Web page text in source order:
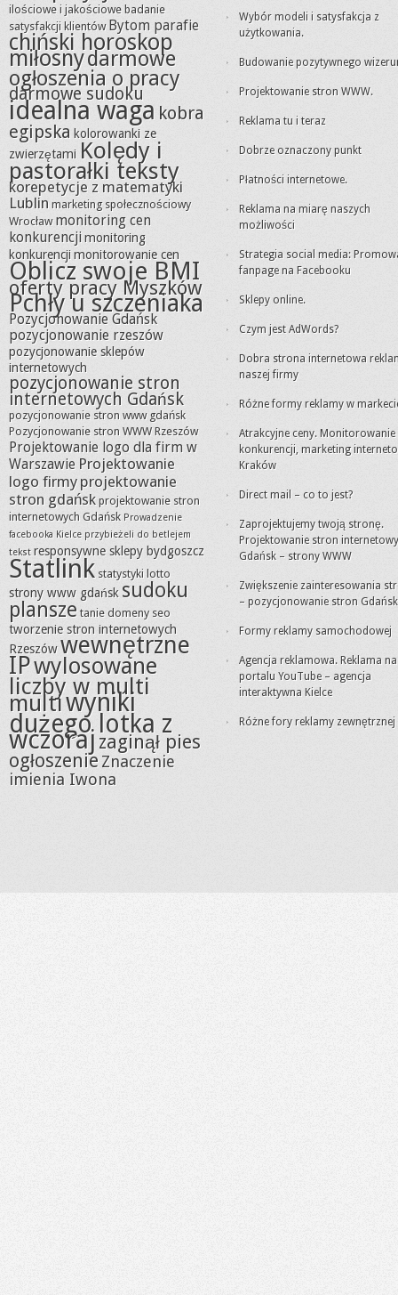
ilościowe i jakościowe badanie
satysfakcji klientów Bytom parafie
chiński horoskop
miłosnydarmowe
ogłoszenia o pracy
darmowe sudoku
idealna waga kobra
egipska kolorowanki ze
zwierzętami Kolędy i
pastorałki teksty
korepetycje z matematyki
Lublin marketing społecznościowy
Wrocław monitoring cen
konkurencjimonitoring
konkurencjimonitorowanie cen
Oblicz swoje BMI
oferty pracy Myszków
Pchły u szczeniaka
Pozycjonowanie Gdańsk
pozycjonowanie rzeszów
pozycjonowanie sklepów
internetowych
pozycjonowanie stron
internetowych Gdańsk
pozycjonowanie stron www gdańsk
Pozycjonowanie stron WWW Rzeszów
Projektowanie logo dla firm w
Warszawie Projektowanie
logo firmy projektowanie
stron gdańsk projektowanie stron
internetowych Gdańsk Prowadzenie
facebooka Kielce przybieżeli do betlejem
tekst responsywne sklepy bydgoszcz
Statlink statystyki lotto
strony www gdańsk sudoku
plansze tanie domeny seo
tworzenie stron internetowych
Rzeszówwewnętrzne
IPwylosowane
liczby w multi
multiwyniki
dużego lotka z
wczoraj zaginął pies
ogłoszenieZnaczenie
imienia Iwona
Wybór modeli i satysfakcja z
użytkowania.
Budowanie pozytywnego
Projektowanie stron WWW.
Reklama tu i teraz
Dobrze oznaczony punkt
Płatności internetowe.
Reklama na miarę naszych
możliwości
Strategia social media:
fanpage na Facebooku
Sklepy online.
Czym jest AdWords?
Dobra strona internetowa
naszej firmy
Różne formy reklamy w
Atrakcyjne ceny. Monitorowanie
konkurencji, marketing
Kraków
Direct mail – co to jest?
Zaprojektujemy twoją stronę.
Projektowanie stron
Gdańsk – strony WWW
Zwiększenie zainteresowania
– pozycjonowanie stron Gdańsk
Formy reklamy samochodowej
Agencja reklamowa. Reklama na
portalu YouTube – agencja
interaktywna Kielce
Różne fory reklamy zewnętrznej